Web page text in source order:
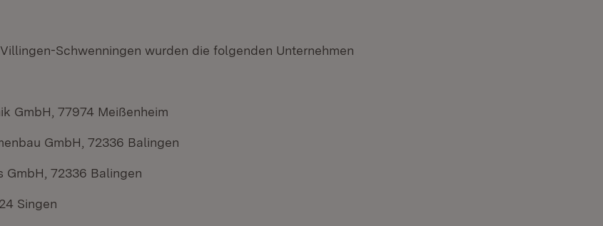
Schwenningen wurden die folgenden Unternehmen
GmbH, 77974 Meißenheim
GmbH, 72336 Balingen
GmbH, 72336 Balingen
Singen